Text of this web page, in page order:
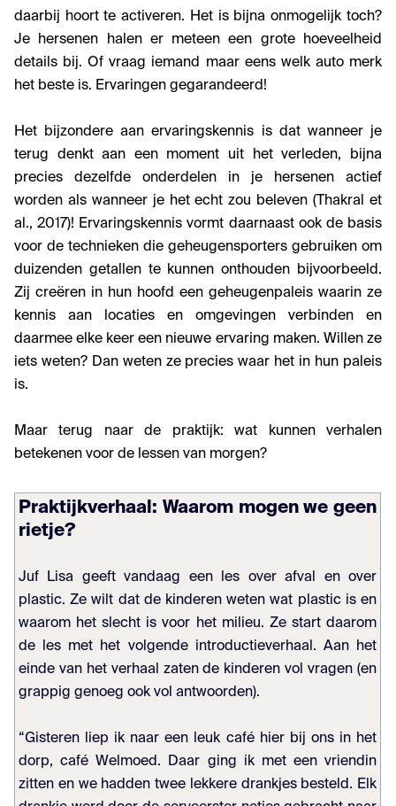
daarbij hoort te activeren. Het is bijna onmogelijk toch?
Je hersenen halen er meteen een grote hoeveelheid
details bij. Of vraag iemand maar eens welk auto merk
het beste is. Ervaringen gegarandeerd!
Het bijzondere aan ervaringskennis is dat wanneer je
terug denkt aan een moment uit het verleden, bijna
precies dezelfde onderdelen in je hersenen actief
worden als wanneer je het echt zou beleven (Thakral et
al., 2017)! Ervaringskennis vormt daarnaast ook de basis
voor de technieken die geheugensporters gebruiken om
duizenden getallen te kunnen onthouden bijvoorbeeld.
Zij creëren in hun hoofd een geheugenpaleis waarin ze
kennis aan locaties en omgevingen verbinden en
daarmee elke keer een nieuwe ervaring maken. Willen ze
iets weten? Dan weten ze precies waar het in hun paleis
is.
Maar terug naar de praktijk: wat kunnen verhalen
betekenen voor de lessen van morgen?
Praktijkverhaal: Waarom mogen we geen
rietje?
Juf Lisa geeft vandaag een les over afval en over
plastic. Ze wilt dat de kinderen weten wat plastic is en
waarom het slecht is voor het milieu. Ze start daarom
de les met het volgende introductieverhaal. Aan het
einde van het verhaal zaten de kinderen vol vragen (en
grappig genoeg ook vol antwoorden).
“Gisteren liep ik naar een leuk café hier bij ons in het
dorp, café Welmoed. Daar ging ik met een vriendin
zitten en we hadden twee lekkere drankjes besteld. Elk